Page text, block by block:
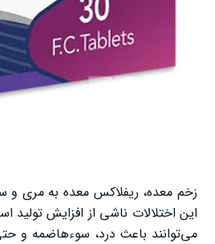
زخم معده، ریفلاکس معده به مری و
این اختلالات ناشی از افزایش